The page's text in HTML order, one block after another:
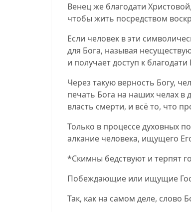
Венец же благодати
чтобы жить посредством
Если человек в эти
для Бога, называя
и получает доступ к
Через такую верность Богу,
печать Бога на наших челах
власть смерти, и всё то, что
Только в процессе духовных
алкание человека, ищущего
*Скимны бедствуют и терпят
Побеждающие или ищущие
Так, как на самом деле, слово